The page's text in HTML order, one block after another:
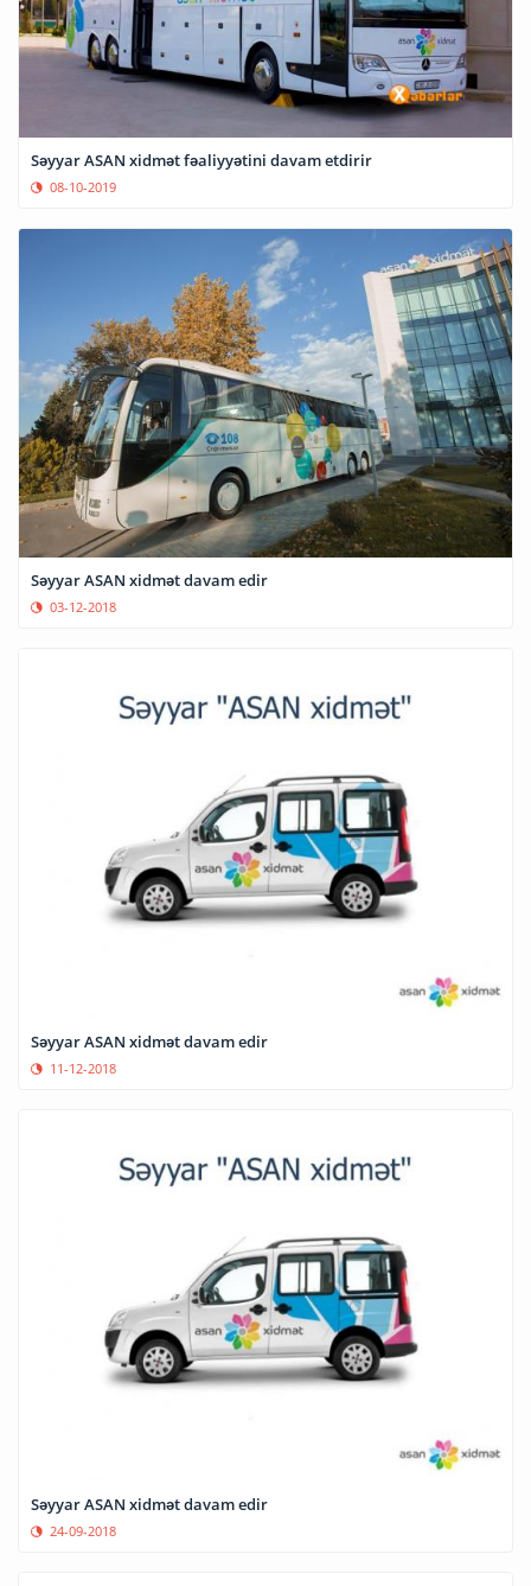
Səyyar ASAN xidmət fəaliyyətini davam etdirir
08-10-2019
Səyyar ASAN xidmət davam edir
03-12-2018
Səyyar ASAN xidmət davam edir
11-12-2018
Səyyar ASAN xidmət davam edir
24-09-2018